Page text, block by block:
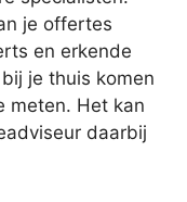
je offertes
en erkende
je thuis komen
meten. Het kan
daarbij